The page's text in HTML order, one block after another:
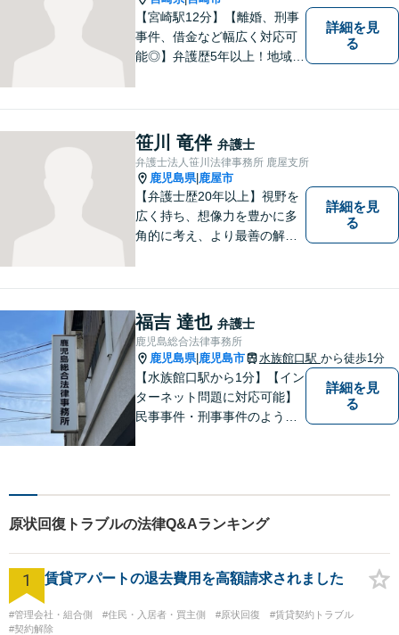
【宮崎駅12分】【離婚、刑事
事件、借金など幅広く対応可
能◎】弁護歴5年以上！地域に
お困りごとがあれば、お気軽
にご相談ください。迅速・適
切な解決を目指し尽力しま
す。
詳細を見
る
笹川 竜伴 弁護士
弁護士法人笹川法律事務所 鹿屋支所
鹿児島県| 鹿屋市
【弁護士歴20年以上】視野を
広く持ち、想像力を豊かに多
角的に考え、より最善の解決
て、弁護士として、全力でサ
ポートいたします。
詳細を見
る
福吉 達也 弁護士
鹿児島総合法律事務所
鹿児島県| 鹿児島市 水族館口駅 から徒歩1分
【水族館口駅から1分】【イン
ターネット問題に対応可能】
民事事件・刑事事件のような
合わせも受け付けておりま
す。お気軽にご相談くださ
い。
詳細を見
る
原状回復トラブルの法律Q&Aランキング
1 賃貸アパートの退去費用を高額請求されました
#管理会社・組合側 #住民・入居者・買主側 #原状回復
#賃貸契約トラブル
#契約解除